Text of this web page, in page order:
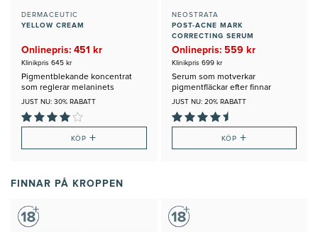
DERMACEUTIC
YELLOW CREAM
Onlinepris: 451 kr
Klinikpris 645 kr
Pigmentblekande koncentrat
som reglerar melaninets
biosyntes
JUST NU: 30% RABATT
KÖP+
NEOSTRATA
POST-ACNE MARK
CORRECTING SERUM
Onlinepris: 559 kr
Klinikpris 699 kr
Serum som motverkar
pigmentfläckar efter finnar
JUST NU: 20% RABATT
KÖP +
FINNAR PÅ KROPPEN